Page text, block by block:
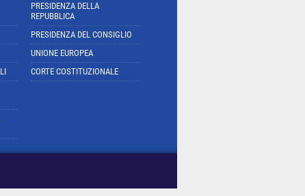
PRESIDENZA DELLA
REPUBBLICA
PRESIDENZA DEL CONSIGLIO
UNIONE EUROPEA
CORTE COSTITUZIONALE